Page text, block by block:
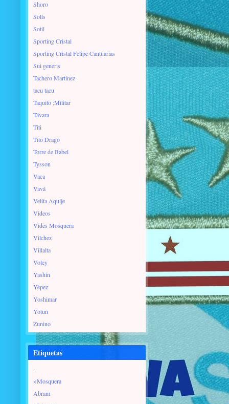
Shoro
Solís
Sotil
Sporting Cristal
Sporting Cristal Felipe Cantuarias
Sui generis
Tachero Martínez
tacu tacu
Taquito ;Militar
Távara
Titi
Tito Drago
Torre de Babel
Tysson
Vaca
Vavá
Velita Aquije
Videos
Vides Mosquera
Vilchez
Villalta
Voley
Yashin
Yèpez
Yoshimar
Yotun
Zunino
Etiquetas
.
<Mosquera
Abram